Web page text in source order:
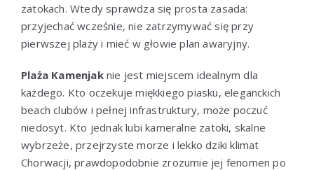
zatokach. Wtedy sprawdza się prosta zasada:
przyjechać wcześnie, nie zatrzymywać się przy
pierwszej plaży i mieć w głowie plan awaryjny.
Plaża Kamenjaknie jest miejscem idealnym dla
każdego. Kto oczekuje miękkiego piasku, eleganckich
beach clubów i pełnej infrastruktury, może poczuć
niedosyt. Kto jednak lubi kameralne zatoki, skalne
wybrzeże, przejrzyste morze i lekko dziki klimat
Chorwacji, prawdopodobnie zrozumie jej fenomen po